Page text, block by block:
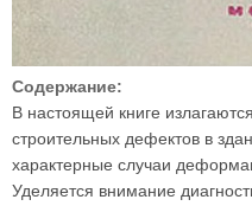
Содержание:
В настоящей книге
строительных дефектов в
характерные случаи
Уделяется внимание